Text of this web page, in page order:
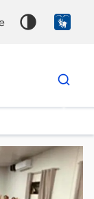
Dados
para
chave